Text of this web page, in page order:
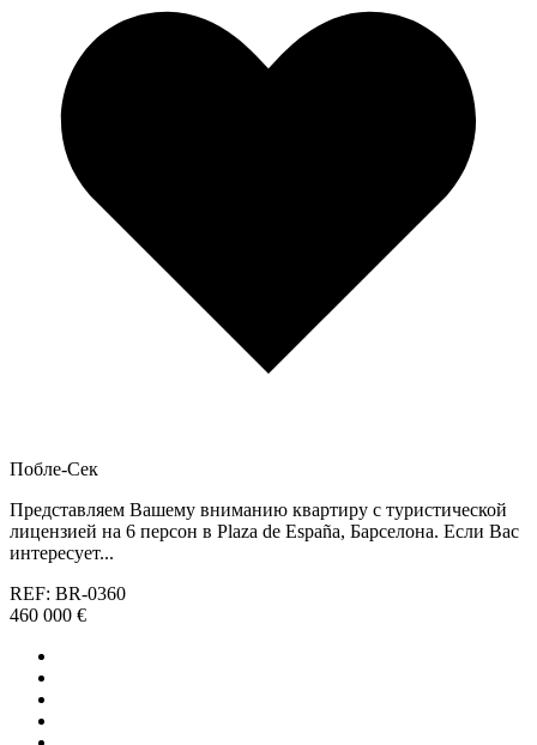
Побле-Сек
Представляем Вашему вниманию квартиру с туристической
лицензией на 6 персон в Plaza de España, Барселона. Если Вас
интересует...
REF: BR-0360
460 000 €